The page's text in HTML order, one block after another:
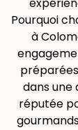
Pourquoi
à
dans une
réputée